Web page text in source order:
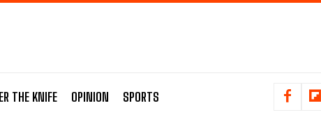
THE KNIFE OPINION SPORTS